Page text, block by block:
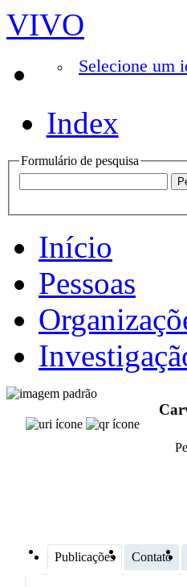
VIVO
Selecione um
Index
Formulário de pesquisa
Início
Pessoas
Publicações Contato